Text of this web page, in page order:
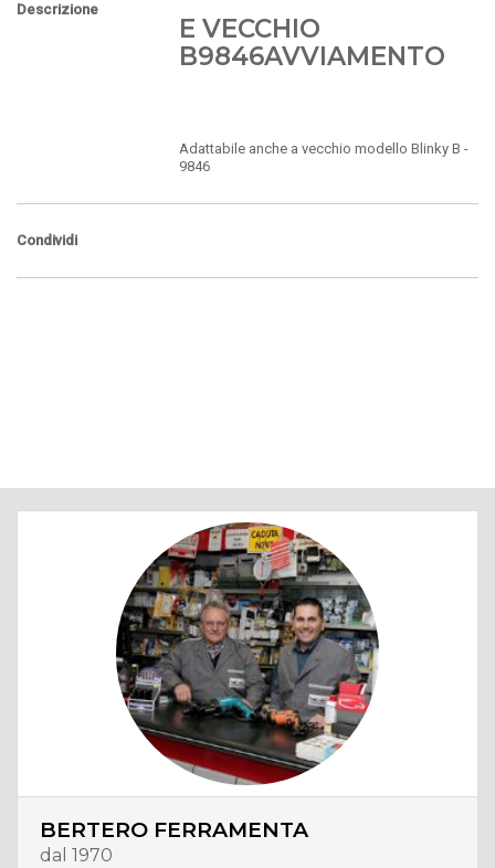
Descrizione
E VECCHIO
B9846AVVIAMENTO
Adattabile anche a vecchio modello Blinky B -
9846
Condividi
BERTERO FERRAMENTA
dal 1970